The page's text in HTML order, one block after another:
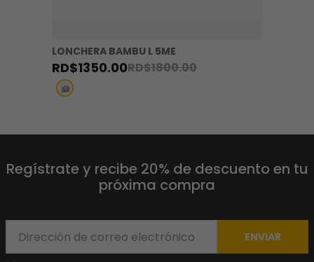
LONCHERA BAMBU L 5ME
RD$1350.00RD$1800.00
Regístrate y recibe 20% de descuento en tu
próxima compra
ENVIAR